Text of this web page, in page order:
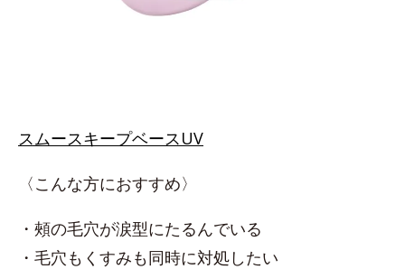
スムースキープベースUV
〈こんな方におすすめ〉
・頰の毛穴が涙型にたるんでいる
・毛穴もくすみも同時に対処したい